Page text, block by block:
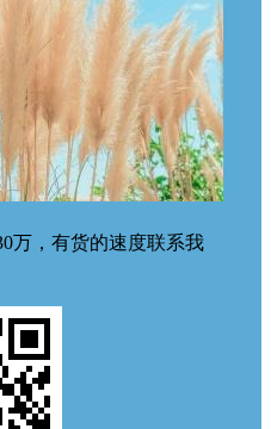
万，有货的速度联系我